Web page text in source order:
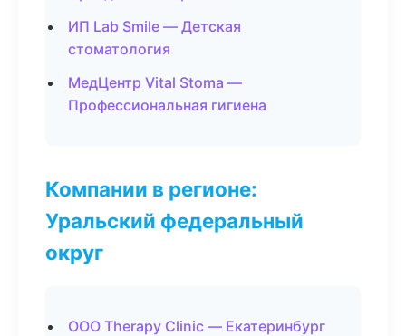
ИП Lab Smile — Детская
стоматология
МедЦентр Vital Stoma —
Профессиональная гигиена
Компании в регионе:
Уральский федеральный
округ
ООО Therapy Clinic — Екатеринбург